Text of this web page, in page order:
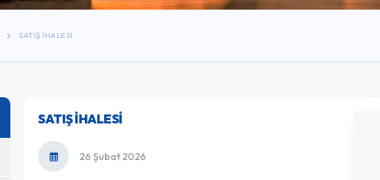
SATIŞ İHALESI
SATIŞ İHALESI
26 Şubat 2026